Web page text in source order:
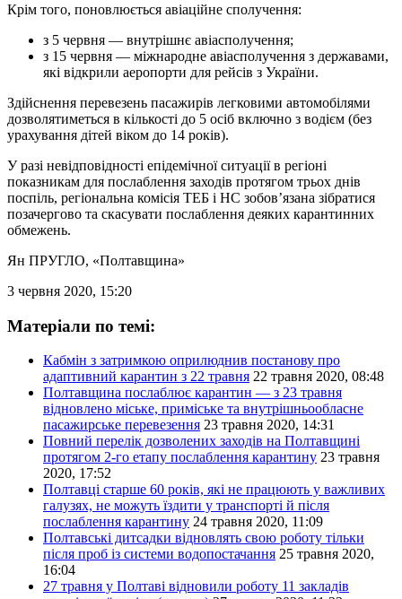
Крім того, поновлюється авіаційне сполучення:
з 5 червня — внутрішнє авіасполучення;
з 15 червня — міжнародне авіасполучення з державами,
які відкрили аеропорти для рейсів з України.
Здійснення перевезень пасажирів легковими автомобілями
дозволятиметься в кількості до 5 осіб включно з водієм (без
урахування дітей віком до 14 років).
У разі невідповідності епідемічної ситуації в регіоні
показникам для послаблення заходів протягом трьох днів
поспіль, регіональна комісія ТЕБ і НС зобов’язана зібратися
позачергово та скасувати послаблення деяких карантинних
обмежень.
Ян ПРУГЛО, «Полтавщина»
3 червня 2020, 15:20
Матеріали по темі:
Кабмін з затримкою оприлюднив постанову про
адаптивний карантин з 22 травня 22 травня 2020, 08:48
Полтавщина послаблює карантин — з 23 травня
відновлено міське, приміське та внутрішньообласне
пасажирське перевезення 23 травня 2020, 14:31
Повний перелік дозволених заходів на Полтавщині
протягом 2-го етапу послаблення карантину 23 травня
2020, 17:52
Полтавці старше 60 років, які не працюють у важливих
галузях, не можуть їздити у транспорті й після
послаблення карантину 24 травня 2020, 11:09
Полтавські дитсадки відновлять свою роботу тільки
після проб із системи водопостачання 25 травня 2020,
16:04
27 травня у Полтаві відновили роботу 11 закладів